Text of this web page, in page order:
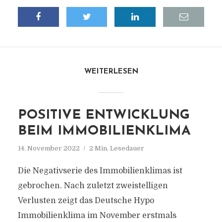
WEITERLESEN
POSITIVE ENTWICKLUNG
BEIM IMMOBILIENKLIMA
14. November 2022 2 Min. Lesedauer
Die Negativserie des Immobilienklimas ist
gebrochen. Nach zuletzt zweistelligen
Verlusten zeigt das Deutsche Hypo
Immobilienklima im November erstmals